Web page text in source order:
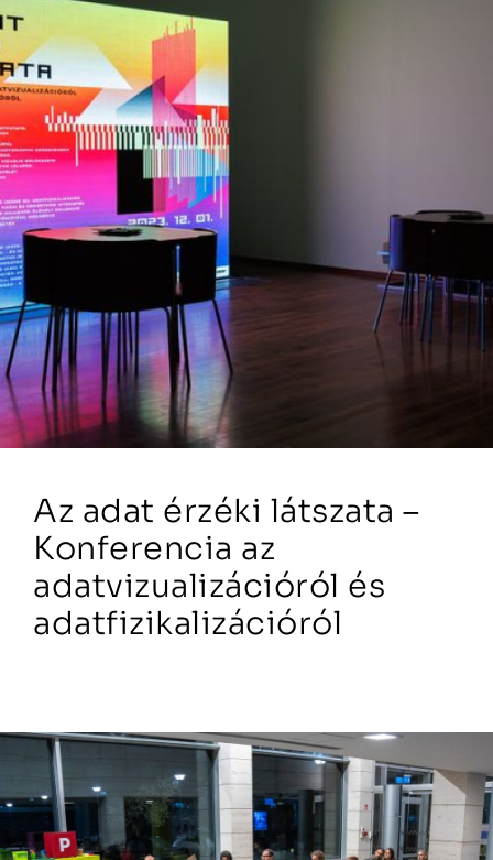
Az adat érzéki látszata –
Konferencia az
adatvizualizációról és
adatfizikalizációról